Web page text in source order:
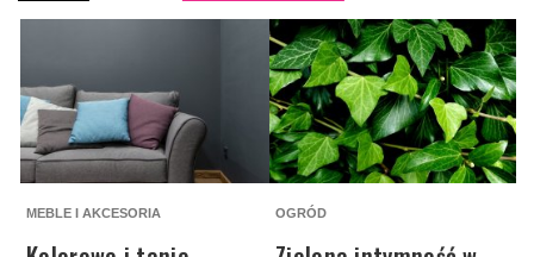
MEBLE I AKCESORIA OGRÓD